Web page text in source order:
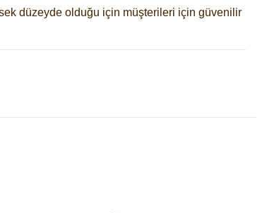
düzeyde olduğu için müşterileri için güvenilir